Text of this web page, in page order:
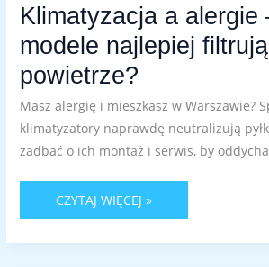
Klimatyzacja a alergie
modele najlepiej filtrują
powietrze?
Masz alergię i mieszkasz w Warszawie?
klimatyzatory naprawdę neutralizują
zadbać o ich montaż i serwis, by
CZYTAJ WIĘCEJ »